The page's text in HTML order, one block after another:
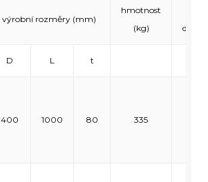
výrobní rozměry (mm)
hmotnost
(kg)
do 24t
D L t
400 1000 80 335